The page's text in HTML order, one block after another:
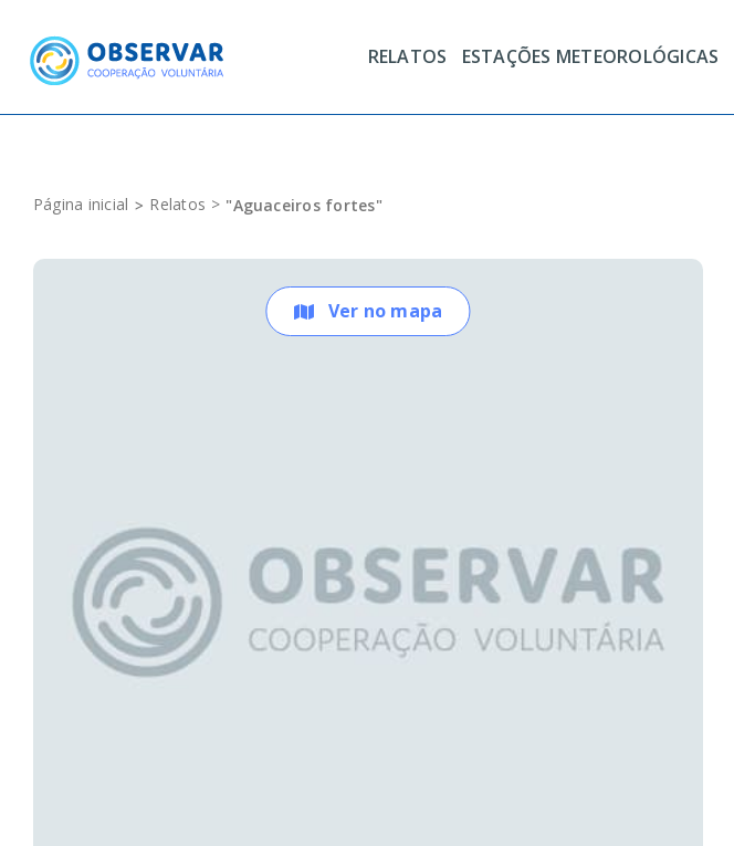
content
RELATOS ESTAÇÕES METEOROLÓGICAS
Página inicial Relatos "Aguaceiros fortes"
Ver no mapa